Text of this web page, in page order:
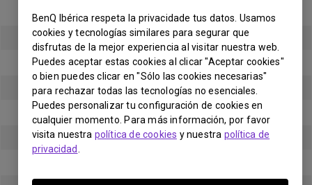
BenQ Ibérica respeta la privacidade tus datos. Usamos
cookies y tecnologías similares para segurar que
disfrutas de la mejor experiencia al visitar nuestra web.
Puedes aceptar estas cookies al clicar "Aceptar cookies"
o bien puedes clicar en "Sólo las cookies necesarias"
para rechazar todas las tecnologías no esenciales.
Puedes personalizar tu configuración de cookies en
cualquier momento. Para más información, por favor
visita nuestra política de cookies y nuestra política de
privacidad
MacBook Pro
Y
Mac Studio
Y
TitleText
Y